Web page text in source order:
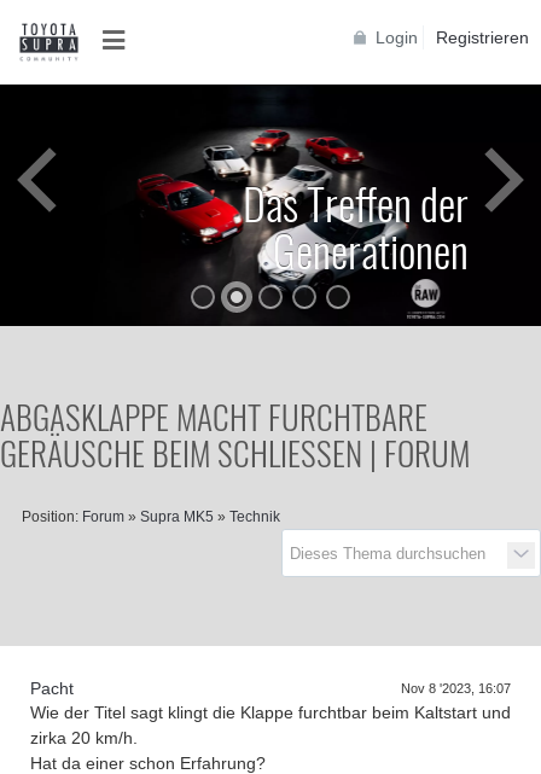
Login Registrieren
Das Treffen der
Generationen
ABGASKLAPPE MACHT FURCHTBARE
GERÄUSCHE BEIM SCHLIESSEN | FORUM
Position: Forum » Supra MK5 » Technik
Pacht Nov 8 '2023, 16:07
Wie der Titel sagt klingt die Klappe furchtbar beim Kaltstart und
zirka 20 km/h.
Hat da einer schon Erfahrung?